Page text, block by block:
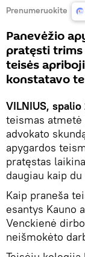
Prenumeruokite
Panevėžio
pratęsti trims
teisės
konstatavo
VILNIUS,
teismas
advokato
apygardos
pratęstas
daugiau kaip
Kaip praneša
esantys Kauno
Venckienė
neišmokėto